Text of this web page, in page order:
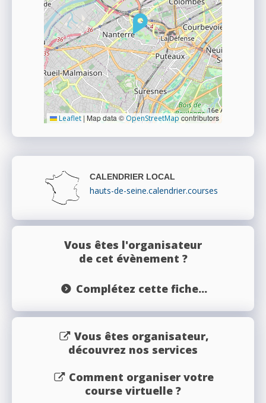
Leaflet | Map data ©OpenStreetMapcontributors
CALENDRIER LOCAL
hauts-de-seine.calendrier.courses
Vous êtes l'organisateur
de cet évènement ?
Complétez cette fiche...
Vous êtes organisateur,
découvrez nos services
Comment organiser votre
course virtuelle ?